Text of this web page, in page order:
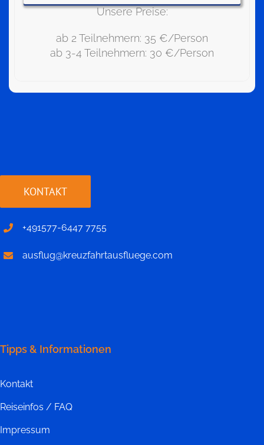
Unsere Preise:
ab 2 Teilnehmern: 35 €/Person
ab 3-4 Teilnehmern: 30 €/Person
KONTAKT
+491577-6447 7755
ausflug@kreuzfahrtausfluege.com
Tipps & Informationen
Kontakt
Reiseinfos / FAQ
Impressum